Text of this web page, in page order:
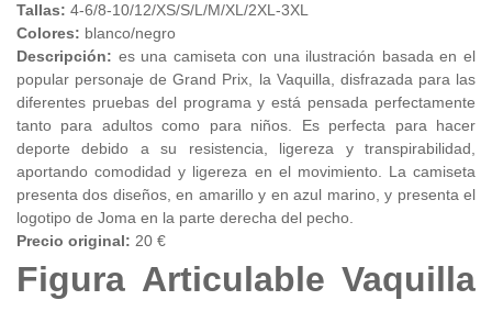
Tallas: 4-6/8-10/12/XS/S/L/M/XL/2XL-3XL
Colores: blanco/negro
Descripción: es una camiseta con una ilustración basada en el
popular personaje de Grand Prix, la Vaquilla, disfrazada para las
diferentes pruebas del programa y está pensada perfectamente
tanto para adultos como para niños. Es perfecta para hacer
deporte debido a su resistencia, ligereza y transpirabilidad,
aportando comodidad y ligereza en el movimiento. La camiseta
presenta dos diseños, en amarillo y en azul marino, y presenta el
logotipo de Joma en la parte derecha del pecho.
Precio original: 20 €
Figura Articulable Vaquilla